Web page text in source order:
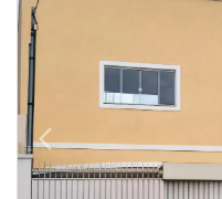
arrow_back_iosPrevious